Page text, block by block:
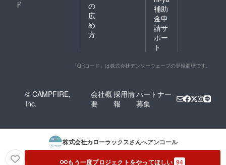
ド
の
広
め
方
補助
金申
請サ
ポー
ト
「QRコード」は株式会社デンソーウェーブの登録商標です。
© CAMPFIRE,
Inc.
会社概
要
採用情
報
パートナー
募集
株式会社カローラックスさんへアンコール
もう一度プロジェクトをやってほしい 94